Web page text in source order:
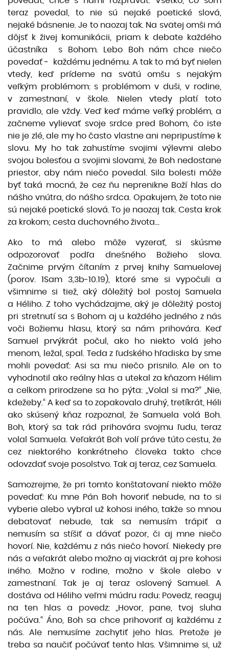
teraz povedal, to nie sú nejaké poetické slová,
nejaké básnenie. Je to naozaj tak. Na svätej omši má
dôjsť k živej komunikácii, priam k debate každého
účastníka s Bohom. Lebo Boh nám chce niečo
povedať ‒ každému jednému. A tak to má byť nielen
vtedy, keď prídeme na svätú omšu s nejakým
veľkým problémom: s problémom v duši, v rodine,
v zamestnaní, v škole. Nielen vtedy platí toto
pravidlo, ale vždy. Veď keď máme veľký problém, a
začneme vylievať svoje srdce pred Bohom, čo iste
nie je zlé, ale my ho často vlastne ani nepripustíme k
slovu. My ho tak zahustíme svojimi výlevmi alebo
svojou bolesťou a svojimi slovami, že Boh nedostane
priestor, aby nám niečo povedal. Sila bolesti môže
byť taká mocná, že cez ňu neprenikne Boží hlas do
nášho vnútra, do nášho srdca. Opakujem, že toto nie
sú nejaké poetické slová. To je naozaj tak. Cesta krok
za krokom; cesta duchovného života...
Ako to má alebo môže vyzerať, si skúsme
odpozorovať podľa dnešného Božieho slova.
Začnime prvým čítaním z prvej knihy Samuelovej
(porov. 1Sam 3,3b-10.19), ktoré sme si vypočuli a
všimnime si tiež, aký dôležitý bol postoj Samuela
a Héliho. Z toho vychádzajme, aký je dôležitý postoj
pri stretnutí sa s Bohom aj u každého jedného z nás
voči Božiemu hlasu, ktorý sa nám prihovára. Keď
Samuel prvýkrát počul, ako ho niekto volá jeho
menom, ležal, spal. Teda z ľudského hľadiska by sme
mohli povedať: Asi sa mu niečo prisnilo. Ale on to
vyhodnotil ako reálny hlas a utekal za kňazom Hélim
a celkom prirodzene sa ho pýta: „Volal si ma?“ „Nie,
kdežeby.“ A keď sa to zopakovalo druhý, tretíkrát, Héli
ako skúsený kňaz rozpoznal, že Samuela volá Boh.
Boh, ktorý sa tak rád prihovára svojmu ľudu, teraz
volal Samuela. Veľakrát Boh volí práve túto cestu, že
cez niektorého konkrétneho človeka takto chce
odovzdať svoje posolstvo. Tak aj teraz, cez Samuela.
Samozrejme, že pri tomto konštatovaní niekto môže
povedať: Ku mne Pán Boh hovoriť nebude, na to si
vyberie alebo vybral už kohosi iného, takže so mnou
debatovať nebude, tak sa nemusím trápiť a
nemusím sa stíšiť a dávať pozor, či aj mne niečo
hovorí. Nie, každému z nás niečo hovorí. Niekedy pre
nás a veľakrát alebo možno aj viackrát aj pre kohosi
iného. Možno v rodine, možno v škole alebo v
zamestnaní. Tak je aj teraz oslovený Samuel. A
dostáva od Héliho veľmi múdru radu: Povedz, reaguj
na ten hlas a povedz: „Hovor, pane, tvoj sluha
počúva.“ Áno, Boh sa chce prihovoriť aj každému z
nás. Ale nemusíme zachytiť jeho hlas. Pretože je
treba sa naučiť počúvať tento hlas. Všimnime si, už